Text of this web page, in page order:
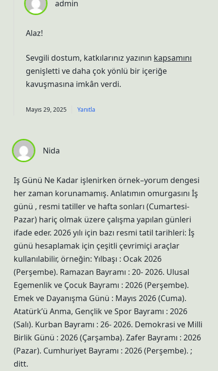
admin
Alaz!
Sevgili dostum, katkılarınız yazının kapsamını
genişletti ve daha çok yönlü bir içeriğe
kavuşmasına imkân verdi.
Mayıs 29, 2025 Yanıtla
Nida
Iş Günü Ne Kadar işlenirken örnek–yorum dengesi
her zaman korunamamış. Anlatımın omurgasını İş
günü , resmi tatiller ve hafta sonları (Cumartesi-
Pazar) hariç olmak üzere çalışma yapılan günleri
ifade eder. 2026 yılı için bazı resmi tatil tarihleri: İş
günü hesaplamak için çeşitli çevrimiçi araçlar
kullanılabilir, örneğin: Yılbaşı : Ocak 2026
(Perşembe). Ramazan Bayramı : 20- 2026. Ulusal
Egemenlik ve Çocuk Bayramı : 2026 (Perşembe).
Emek ve Dayanışma Günü : Mayıs 2026 (Cuma).
Atatürk’ü Anma, Gençlik ve Spor Bayramı : 2026
(Salı). Kurban Bayramı : 26- 2026. Demokrasi ve Milli
Birlik Günü : 2026 (Çarşamba). Zafer Bayramı : 2026
(Pazar). Cumhuriyet Bayramı : 2026 (Perşembe). ;
ditt.